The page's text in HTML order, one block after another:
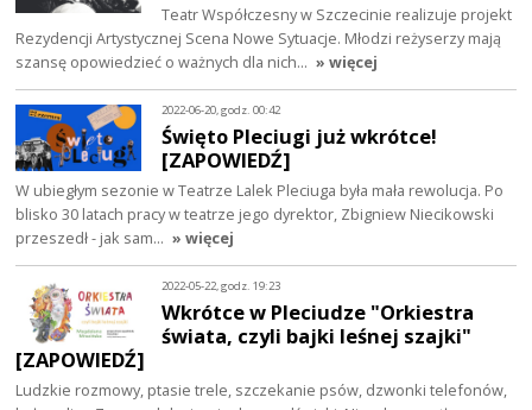
Teatr Współczesny w Szczecinie realizuje projekt
Rezydencji Artystycznej Scena Nowe Sytuacje. Młodzi reżyserzy mają
szansę opowiedzieć o ważnych dla nich… » więcej
2022-06-20, godz. 00:42
Święto Pleciugi już wkrótce!
[ZAPOWIEDŹ]
W ubiegłym sezonie w Teatrze Lalek Pleciuga była mała rewolucja. Po
blisko 30 latach pracy w teatrze jego dyrektor, Zbigniew Niecikowski
przeszedł - jak sam… » więcej
2022-05-22, godz. 19:23
Wkrótce w Pleciudze "Orkiestra
świata, czyli bajki leśnej szajki"
[ZAPOWIEDŹ]
Ludzkie rozmowy, ptasie trele, szczekanie psów, dzwonki telefonów,